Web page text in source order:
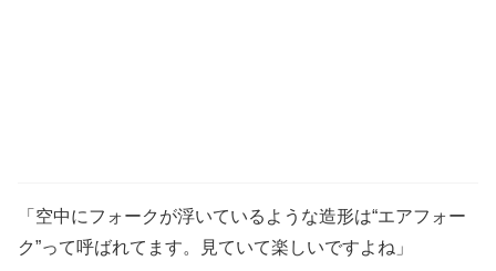
「空中にフォークが浮いているような造形は“エアフォー
ク”って呼ばれてます。見ていて楽しいですよね」